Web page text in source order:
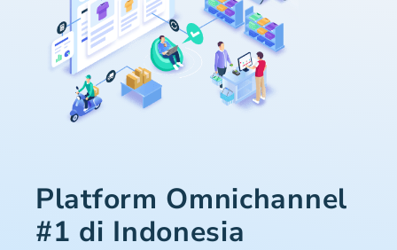
Platform Omnichannel
#1 di Indonesia